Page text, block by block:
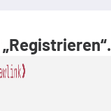
„Registrieren“.